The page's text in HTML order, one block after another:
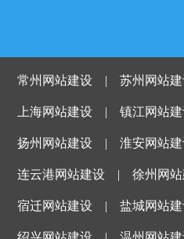
常州网站建设 |苏州网站
上海网站建设 |镇江网站
扬州网站建设 |淮安网站
连云港网站建设 |徐州网
宿迁网站建设 |盐城网站